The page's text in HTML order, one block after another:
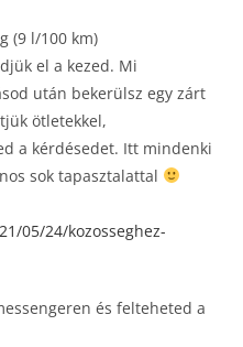
(9 l/100 km)
el a kezed. Mi
után bekerülsz egy zárt
ötletekkel,
a kérdésedet. Itt mindenki
sok tapasztalattal
05/24/kozosseghez-
és felteheted a